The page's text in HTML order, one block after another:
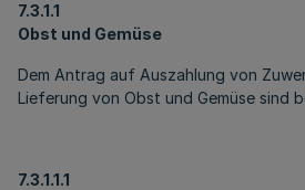
7.3.1.1
Obst und Gemüse
Dem Antrag auf Auszahlung von
Lieferung von Obst und Gemüse sind
7.3.1.1.1